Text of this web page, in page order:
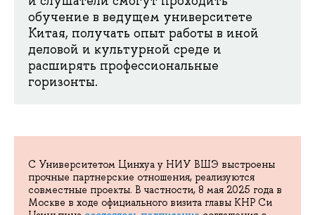
обучение в ведущем университете
Китая, получать опыт работы в иной
деловой и культурной среде и
расширять профессиональные
горизонты.
С Университетом Цинхуа у НИУ ВШЭ выстроены
прочные партнерские отношения, реализуются
совместные проекты. В частности, 8 мая 2025 года в
Москве в ходе официального визита главы КНР Си